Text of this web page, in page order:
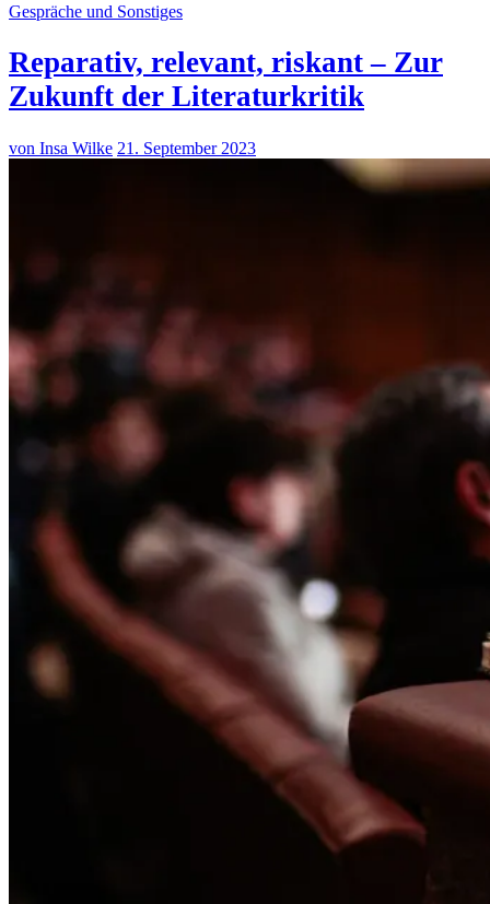
Gespräche und Sonstiges
Reparativ, relevant, riskant – Zur
Zukunft der Literaturkritik
von Insa Wilke 21. September 2023